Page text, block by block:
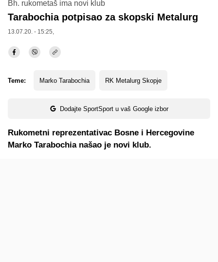
Bh. rukometaš ima novi klub
Tarabochia potpisao za skopski Metalurg
13.07.20. - 15:25,
Teme: Marko Tarabochia RK Metalurg Skopje
Dodajte SportSport u vaš Google izbor
Rukometni reprezentativac Bosne i Hercegovine
Marko Tarabochia našao je novi klub.